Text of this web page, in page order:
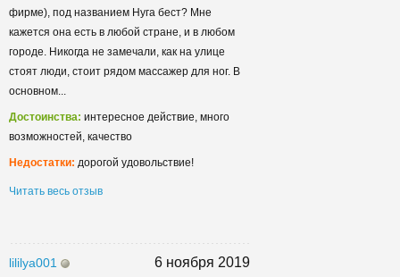
фирме), под названием Нуга бест? Мне
кажется она есть в любой стране, и в любом
городе. Никогда не замечали, как на улице
стоят люди, стоит рядом массажер для ног. В
основном...
Достоинства: интересное действие, много
возможностей, качество
Недостатки: дорогой удовольствие!
Читать весь отзыв
lililya001 6 ноября 2019